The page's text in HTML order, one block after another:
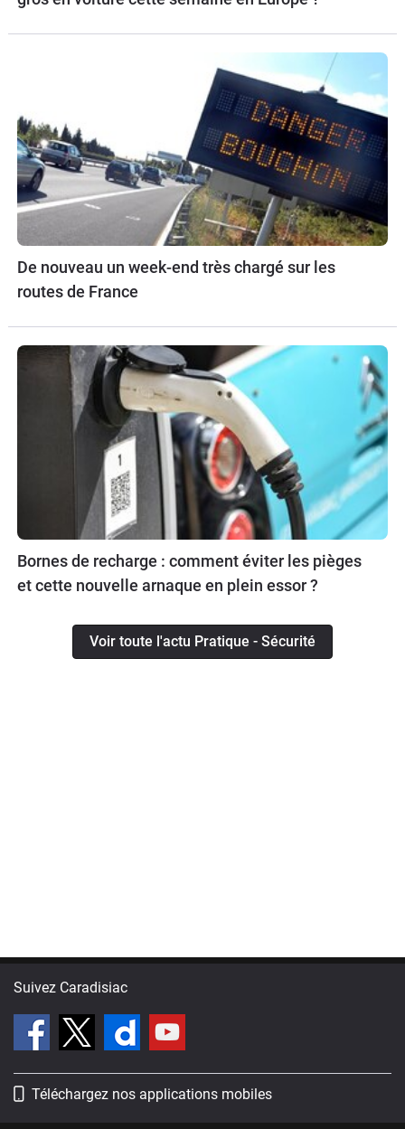
De nouveau un week-end très chargé sur les
routes de France
Bornes de recharge : comment éviter les pièges
et cette nouvelle arnaque en plein essor ?
Voir toute l'actu Pratique - Sécurité
Suivez Caradisiac
Téléchargez nos applications mobiles